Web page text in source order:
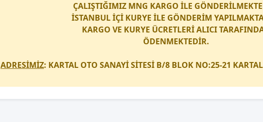
ÇALIŞTIĞIMIZ MNG KARGO İLE
İSTANBUL İÇİ KURYE İLE GÖNDERİM
KARGO VE KURYE ÜCRETLERİ ALICI
ÖDENMEKTEDİR.
ADRESİMİZ: KARTAL OTO SANAYİ SİTESİ B/8 BLOK NO:25-21